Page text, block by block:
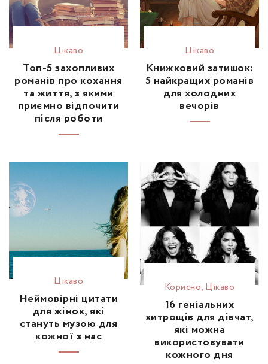
Цікаво
Топ-5 захопливих
романів про кохання
та життя, з якими
приємно відпочити
після роботи
Цікаво
Книжковий затишок:
5 найкращих романів
для холодних
вечорів
Цікаво
Неймовірні цитати
для жінок, які
стануть музою для
кожної з нас
Корисно, Цікаво
16 геніальних
хитрощів для дівчат,
які можна
використовувати
кожного дня